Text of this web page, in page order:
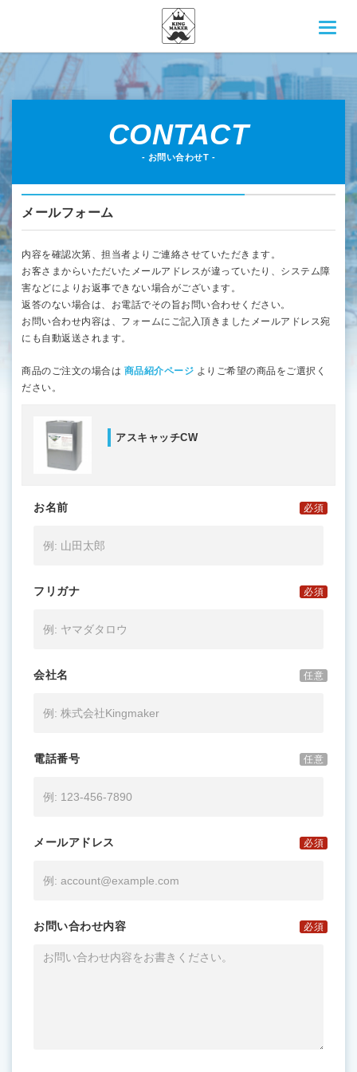
CONTACT
- お問い合わせT -
メールフォーム
内容を確認次第、担当者よりご連絡させていただきます。
お客さまからいただいたメールアドレスが違っていたり、システム障
害などによりお返事できない場合がございます。
返答のない場合は、お電話でその旨お問い合わせください。
お問い合わせ内容は、フォームにご記入頂きましたメールアドレス宛
にも自動返送されます。
商品のご注文の場合は 商品紹介ページ よりご希望の商品をご選択く
ださい。
アスキャッチCW
お名前 必須
フリガナ 必須
会社名 任意
電話番号 任意
メールアドレス 必須
お問い合わせ内容 必須